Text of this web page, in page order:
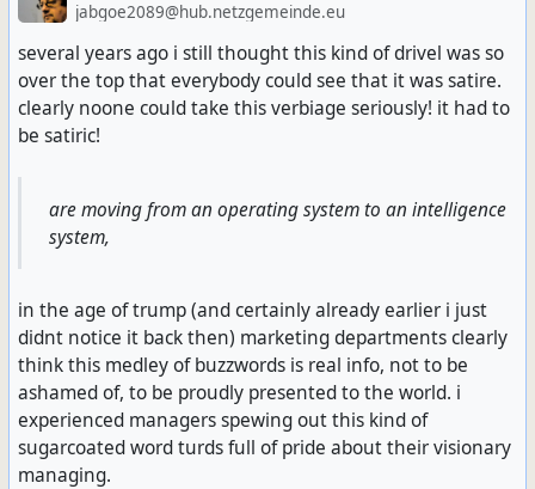
account. The same goes for all other admin accounts.
THIS IS IMPORTANT!
We'll now remove all users, by first listing them all and
passing the output of that command to the next,
curl -s -X GET http://localhost:8008/_synapse/
| xargs -I % \
curl -s -X POST -H "Authorization: Bearer xxxx"
-H "Content-Type: application/json" \
-d '{ "erase": true }' \
http://localhost:8008/_synapse/admin/v1/
| tee removal.log \
| wc -l
jabgoe2089@hub.netzgemeinde.eu
several years ago i still thought this kind of drivel was so
over the top that everybody could see that it was satire.
clearly noone could take this verbiage seriously! it had to
be satiric!
are moving from an operating system to an intelligence
system,
in the age of trump (and certainly already earlier i just
didnt notice it back then) marketing departments clearly
think this medley of buzzwords is real info, not to be
ashamed of, to be proudly presented to the world. i
experienced managers spewing out this kind of
sugarcoated word turds full of pride about their visionary
managing.